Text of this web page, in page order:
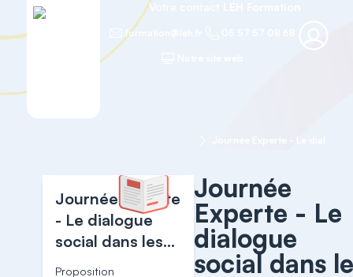
Votre contact
formation@leh.fr
Journée Experte
- Le dialogue
social dans les
établissements
Proposition
Journée
Experte - Le
dialogue
social dans